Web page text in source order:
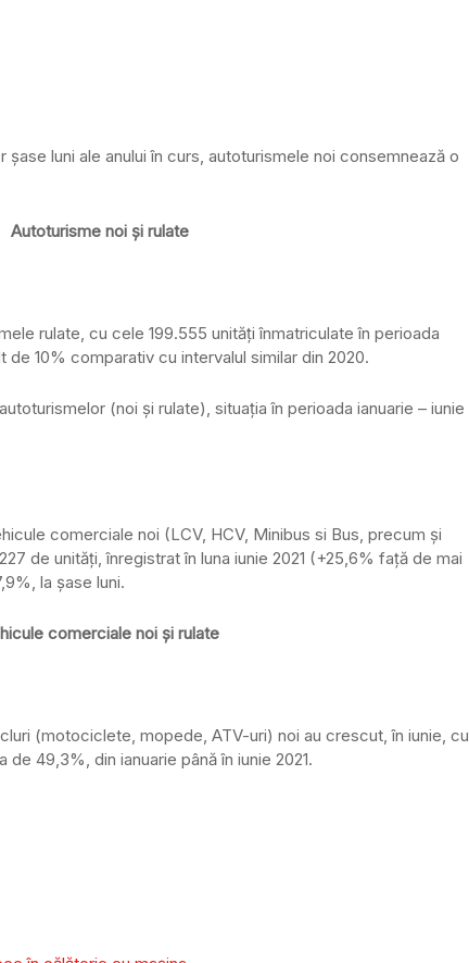
luni ale anului în curs, autoturismele noi consemnează o
Autoturisme noi și rulate
rulate, cu cele 199.555 unităţi înmatriculate în perioada
de 10% comparativ cu intervalul similar din 2020.
(noi și rulate), situația în perioada ianuarie – iunie
comerciale noi (LCV, HCV, Minibus si Bus, precum şi
de unităţi, înregistrat în luna iunie 2021 (+25,6% faţă de mai
la şase luni.
comerciale noi și rulate
(motociclete, mopede, ATV-uri) noi au crescut, în iunie, cu
49,3%, din ianuarie până în iunie 2021.